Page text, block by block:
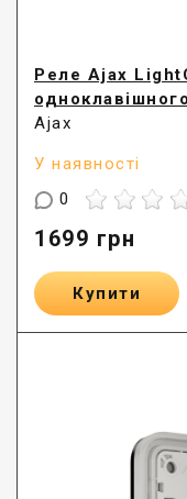
Реле Ajax
Ajax
У наявності
0
1699 грн
Купити